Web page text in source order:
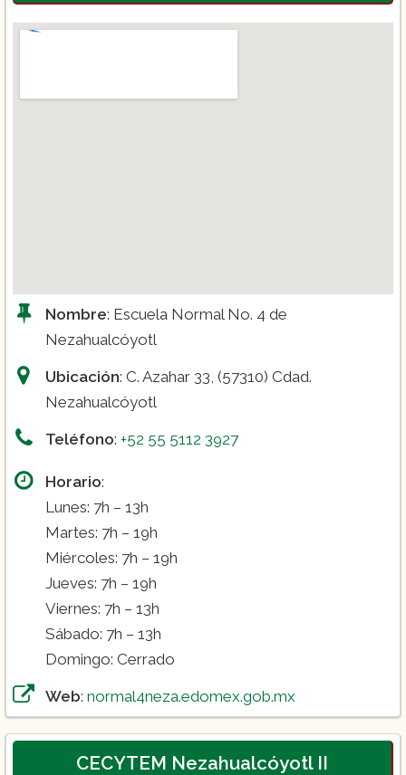
Nombre: Escuela Normal No. 4 de
Nezahualcóyotl
Ubicación: C. Azahar 33, (57310) Cdad.
Nezahualcóyotl
Teléfono: +52 55 5112 3927
Horario:
Lunes: 7h – 13h
Martes: 7h – 19h
Miércoles: 7h – 19h
Jueves: 7h – 19h
Viernes: 7h – 13h
Sábado: 7h – 13h
Domingo: Cerrado
Web: normal4neza.edomex.gob.mx
CECYTEM Nezahualcóyotl II